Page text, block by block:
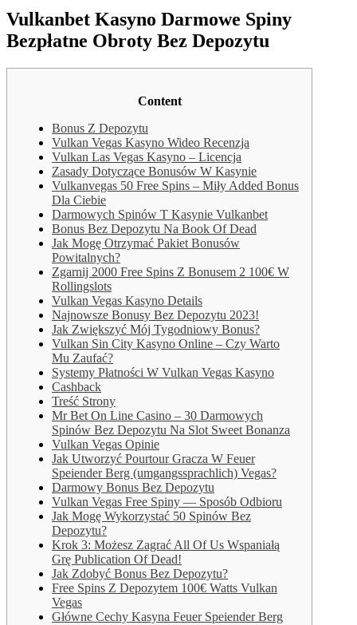
Vulkanbet Kasyno Darmowe Spiny
Bezpłatne Obroty Bez Depozytu
Content
Bonus Z Depozytu
Vulkan Vegas Kasyno Wideo Recenzja
Vulkan Las Vegas Kasyno – Licencja
Zasady Dotyczące Bonusów W Kasynie
Vulkanvegas 50 Free Spins – Miły Added Bonus
Dla Ciebie
Darmowych Spinów T Kasynie Vulkanbet
Bonus Bez Depozytu Na Book Of Dead
Jak Mogę Otrzymać Pakiet Bonusów
Powitalnych?
Zgarnij 2000 Free Spins Z Bonusem 2 100€ W
Rollingslots
Vulkan Vegas Kasyno Details
Najnowsze Bonusy Bez Depozytu 2023!
Jak Zwiększyć Mój Tygodniowy Bonus?
Vulkan Sin City Kasyno Online – Czy Warto
Mu Zaufać?
Systemy Płatności W Vulkan Vegas Kasyno
Cashback
Treść Strony
Mr Bet On Line Casino – 30 Darmowych
Spinów Bez Depozytu Na Slot Sweet Bonanza
Vulkan Vegas Opinie
Jak Utworzyć Pourtour Gracza W Feuer
Speiender Berg (umgangssprachlich) Vegas?
Darmowy Bonus Bez Depozytu
Vulkan Vegas Free Spiny — Sposób Odbioru
Jak Mogę Wykorzystać 50 Spinów Bez
Depozytu?
Krok 3: Możesz Zagrać All Of Us Wspaniałą
Grę Publication Of Dead!
Jak Zdobyć Bonus Bez Depozytu?
Free Spins Z Depozytem 100€ Watts Vulkan
Vegas
Główne Cechy Kasyna Feuer Speiender Berg